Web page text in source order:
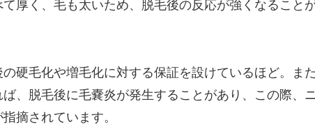
厚く、毛も太いため、脱毛後の反応が強くなること
硬毛化や増毛化に対する保証を設けているほど。ま
、脱毛後に毛嚢炎が発生することがあり、この際、
摘されています。